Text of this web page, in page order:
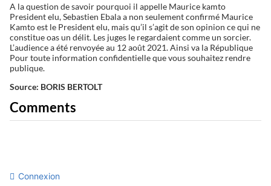
A la question de savoir pourquoi il appelle Maurice kamto
President elu, Sebastien Ebala a non seulement confirmé Maurice
Kamto est le President elu, mais qu’il s’agit de son opinion ce qui ne
constitue oas un délit. Les juges le regardaient comme un sorcier.
L’audience a été renvoyée au 12 août 2021. Ainsi va la République
Pour toute information confidentielle que vous souhaitez rendre
publique.
Source: BORIS BERTOLT
Comments
Connexion